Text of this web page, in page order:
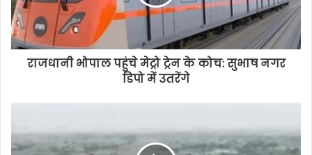
राजधानी भोपाल पहुंचे मेट्रो ट्रेन के कोच: सुभाष नगर
डिपो में उतरेंगे